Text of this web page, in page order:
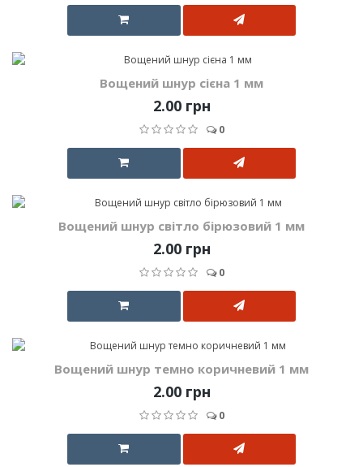
Вощений шнур сієна 1 мм
2.00 грн
0
Вощений шнур світло бірюзовий 1 мм
2.00 грн
0
Вощений шнур темно коричневий 1 мм
2.00 грн
0